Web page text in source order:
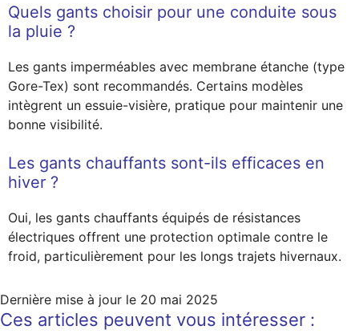
Quels gants choisir pour une conduite sous
la pluie ?
Les gants imperméables avec membrane étanche (type
Gore-Tex) sont recommandés. Certains modèles
intègrent un essuie-visière, pratique pour maintenir une
bonne visibilité.
Les gants chauffants sont-ils efficaces en
hiver ?
Oui, les gants chauffants équipés de résistances
électriques offrent une protection optimale contre le
froid, particulièrement pour les longs trajets hivernaux.
Dernière mise à jour le 20 mai 2025
Ces articles peuvent vous intéresser :